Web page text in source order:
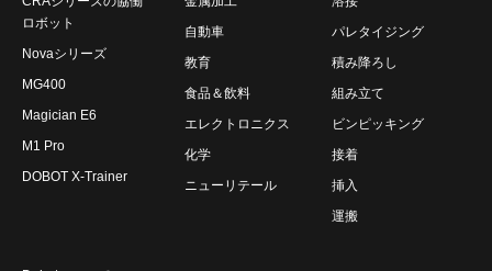
ロボット
Novaシリーズ
MG400
Magician E6
M1 Pro
DOBOT X-Trainer
自動車
教育
食品＆飲料
エレクトロニクス
化学
ニューリテール
パレタイジング
積み降ろし
組み立て
ビンピッキング
接着
挿入
運搬